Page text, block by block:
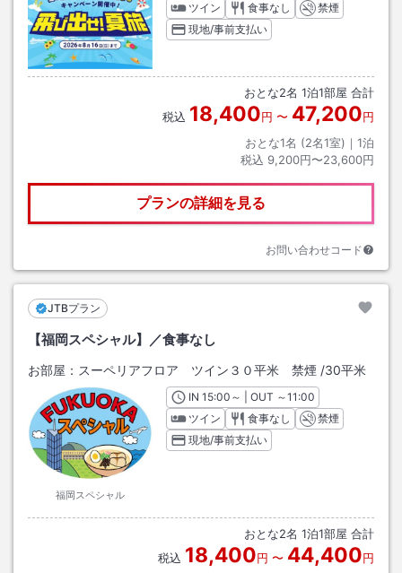
ツイン
食事なし
禁煙
現地/事前支払い
おとな2名 1泊1部屋 合計
税込 18,400円 〜 47,200円
おとな1名 (2名1室)｜ 1泊
税込 9,200円〜23,600円
プランの詳細を見る
お問い合わせコード
JTBプラン
【福岡スペシャル】／食事なし
お部屋： スーペリアフロア ツイン３０平米 禁煙 /30平米
福岡スペシャル
INチェックイン
15:00 ～ | OUT チェックアウト
～11:00
ツイン
食事なし
禁煙
現地/事前支払い
おとな2名 1泊1部屋 合計
税込 18,400円 〜 44,400円